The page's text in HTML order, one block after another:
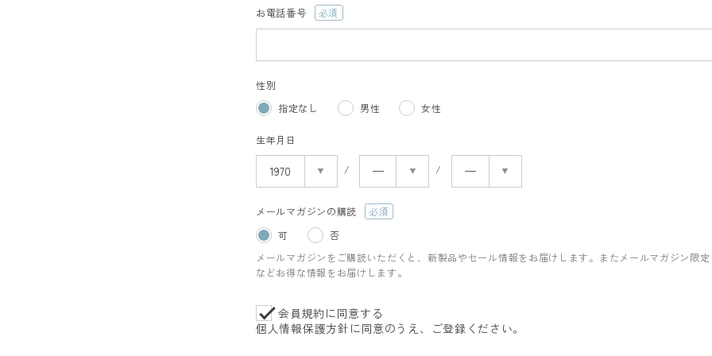
お電話番号
(必
性別
指定なし
男性 女性
生年月日
メールマガジンの購読
可
否
メールマガジンをご購読いただくと、新製品やセール情報をお届けします。またメールマガジン限
などお得な情報をお届けします。
会員規約 に同意する
個人情報保護方針 に同意のうえ、ご登録ください。